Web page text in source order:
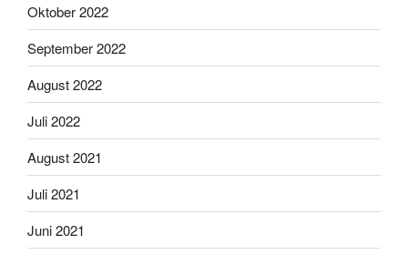
Oktober 2022
September 2022
August 2022
Juli 2022
August 2021
Juli 2021
Juni 2021